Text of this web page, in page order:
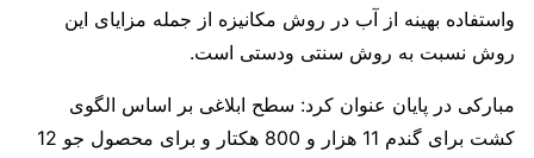
واستفاده بهینه از آب در روش مکانیزه از جمله مزایای این
روش نسبت به روش سنتی ودستی است.
مبارکی در پایان عنوان کرد: سطح ابلاغی بر اساس الگوی
کشت برای گندم 11 هزار و 800 هکتار و برای محصول جو 12